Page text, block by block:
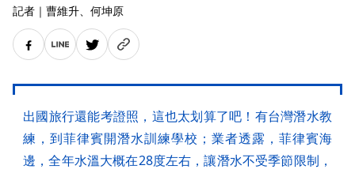
記者 ｜ 曹維升、何坤原
出國旅行還能考證照，這也太划算了吧！有台灣潛水教
練，到菲律賓開潛水訓練學校；業者透露，菲律賓海
邊，全年水溫大概在28度左右，讓潛水不受季節限制，